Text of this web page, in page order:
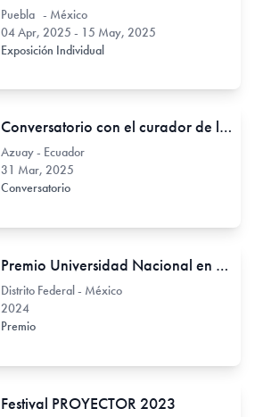
Puebla - México
04 Apr, 2025 - 15 May, 2025
Exposición Individual
Conversatorio con el curador de la XVII Bienal: Fernando Castro Flórez
Azuay - Ecuador
31 Mar, 2025
Conversatorio
Premio Universidad Nacional en el área de investigación en artes 2024
Distrito Federal - México
2024
Premio
Festival PROYECTOR 2023